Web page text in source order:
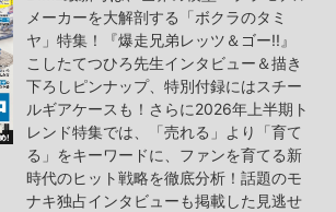
メーカーを大解剖する「ボクラのタミ
ヤ」特集！『爆走兄弟レッツ＆ゴー!!』
こしたてつひろ先生インタビュー＆描き
下ろしピンナップ、特別付録にはスチー
ルギアケースも！さらに2026年上半期ト
レンド特集では、「売れる」より「育て
る」をキーワードに、ファンを育てる新
時代のヒット戦略を徹底分析！話題のモ
ナキ独占インタビューも掲載した見逃せ